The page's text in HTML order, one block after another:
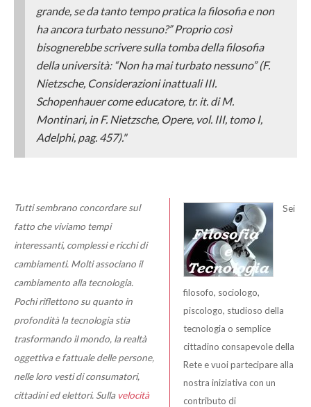
grande, se da tanto tempo pratica la filosofia e non
ha ancora turbato nessuno?” Proprio così
bisognerebbe scrivere sulla tomba della filosofia
della università: “Non ha maiturbatonessuno” (F.
Nietzsche, Considerazioni inattuali III.
Schopenhauer come educatore, tr. it. di M.
Montinari, in F. Nietzsche, Opere, vol. III, tomo I,
Adelphi, pag. 457)."
Sei
filosofo, sociologo,
piscologo, studioso della
tecnologia o semplice
cittadino consapevole della
Rete e vuoi partecipare alla
nostra iniziativa con un
contributo di
Tutti sembrano concordare sul
fatto che viviamo tempi
interessanti, complessi e ricchi di
cambiamenti. Molti associano il
cambiamento alla tecnologia.
Pochi riflettono su quanto in
profondità la tecnologia stia
trasformando il mondo, la realtà
oggettiva e fattuale delle persone,
nelle loro vesti di consumatori,
cittadini ed elettori. Sulla velocità